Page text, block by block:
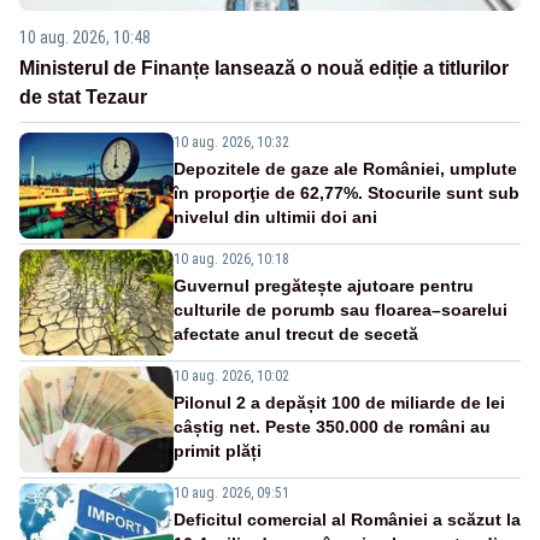
10 aug. 2026, 10:48
Ministerul de Finanțe lansează o nouă ediție a titlurilor
de stat Tezaur
10 aug. 2026, 10:32
Depozitele de gaze ale României, umplute
în proporţie de 62,77%. Stocurile sunt sub
nivelul din ultimii doi ani
10 aug. 2026, 10:18
Guvernul pregătește ajutoare pentru
culturile de porumb sau floarea–soarelui
afectate anul trecut de secetă
10 aug. 2026, 10:02
Pilonul 2 a depășit 100 de miliarde de lei
câștig net. Peste 350.000 de români au
primit plăți
10 aug. 2026, 09:51
Deficitul comercial al României a scăzut la